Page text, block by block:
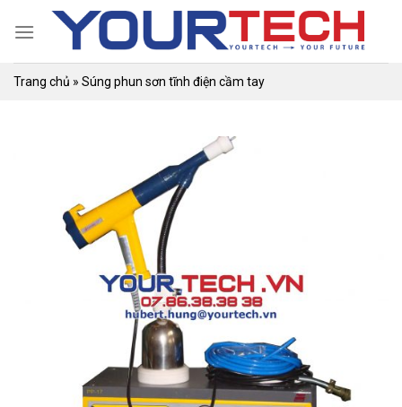
Trang chủ » Súng phun sơn tĩnh điện cầm tay